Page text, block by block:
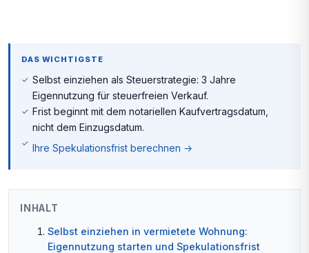
DAS WICHTIGSTE
Selbst einziehen als Steuerstrategie: 3 Jahre
Eigennutzung für steuerfreien Verkauf.
Frist beginnt mit dem notariellen Kaufvertragsdatum,
nicht dem Einzugsdatum.
Ihre Spekulationsfrist berechnen →
INHALT
Selbst einziehen in vermietete Wohnung:
Eigennutzung starten und Spekulationsfrist